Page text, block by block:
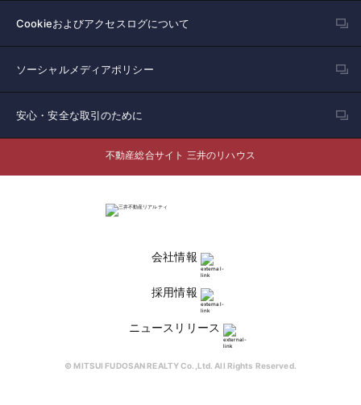
Cookieおよびアクセスログについて
ソーシャルメディアポリシー
安心・安全な取引のために
不動産総合サイト 三井のリハウス
会社情報
採用情報
ニュースリリース
© MITSUI FUDOSAN REALTY Co.,Ltd. All Rights Reserved.